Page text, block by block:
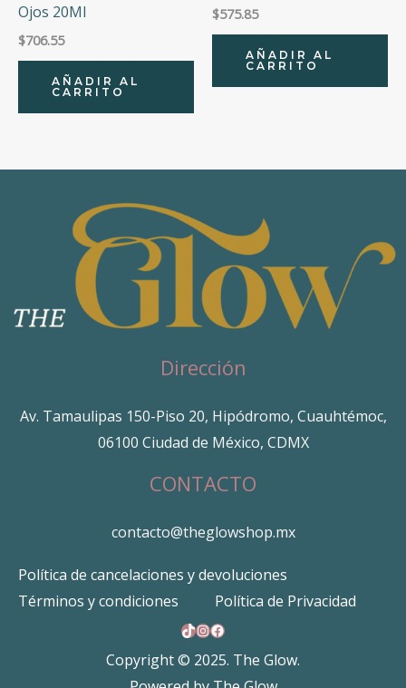
Ojos 20Ml
$706.55
AÑADIR AL
CARRITO
$575.85
AÑADIR AL
CARRITO
Dirección
Av. Tamaulipas 150-Piso 20, Hipódromo, Cuauhtémoc,
06100 Ciudad de México, CDMX
CONTACTO
contacto@theglowshop.mx
Política de cancelaciones y devoluciones
Términos y condiciones
Política de Privacidad
TikTok
Instagram
Facebook
Copyright © 2025. The Glow.